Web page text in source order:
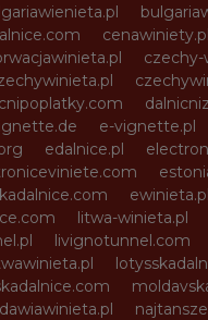
cenawiniety.pl
czechy-
e-vignette.pl
edalnice.pl
ewinieta.pl
litwa-winieta.pl
livignotunnel.com